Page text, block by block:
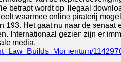
betrapt wordt op illegaal
waarmee online piraterij
193. Het gaat nu naar de
Internationaal gezien zijn er
media.